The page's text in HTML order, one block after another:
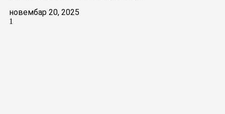
новембар 20, 2025